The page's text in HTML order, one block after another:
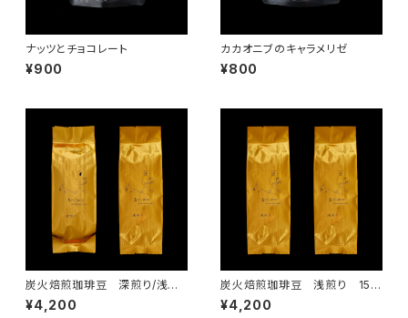
ナッツとチョコレート
¥900
カカオニブのキャラメリゼ
¥800
炭火焙煎珈琲豆 深煎り/浅煎
り 150g ×2袋set
¥4,200
炭火焙煎珈琲豆 浅煎り 150
g ×2袋set
¥4,200